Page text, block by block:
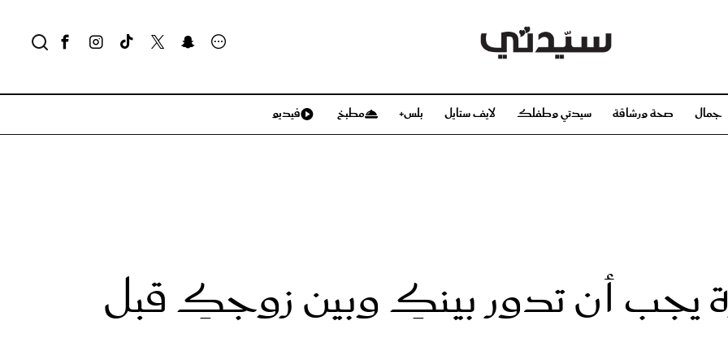
جمال صحة ورشاقة سيدتي وطفلك لايف ستايل بلس+ مطبخ فيديو
يجب أن تدور بينكِ وبين زوجكِ قبل
مجلة سيدتي
مناسبات X سيدتي